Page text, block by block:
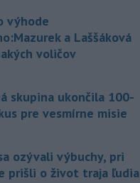
výhode
a Laššáková
voličov
skupina ukončila 100-
pre vesmírne misie
ozývali výbuchy, pri
prišli o život traja ľudia